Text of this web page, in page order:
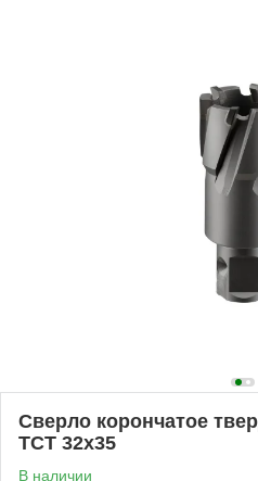
Сверло корончатое
TCT 32х35
В наличии